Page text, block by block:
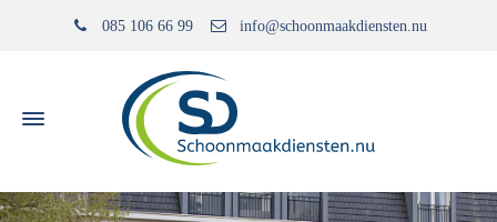
085 106 66 99 info@schoonmaakdiensten.nu